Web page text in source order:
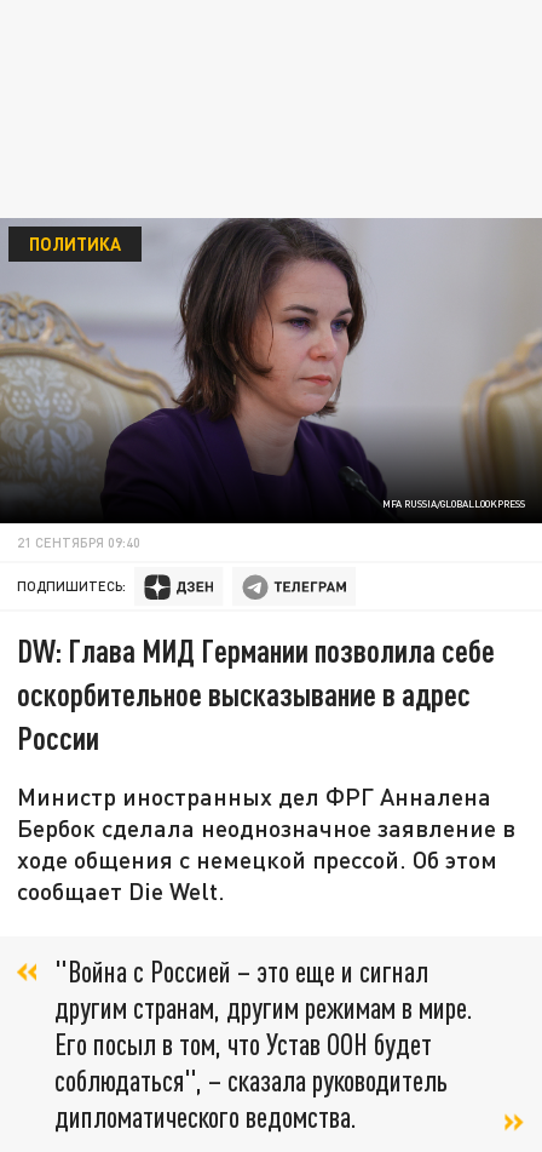
MFA RUSSIA/GLOBALLOOKPRESS
ПОЛИТИКА
21 СЕНТЯБРЯ 09:40
ПОДПИШИТЕСЬ:
DW: Глава МИД Германии позволила себе
оскорбительное высказывание в адрес
России
Министр иностранных дел ФРГ Анналена
Бербок сделала неоднозначное заявление в
ходе общения с немецкой прессой. Об этом
сообщает Die Welt.
"Война с Россией – это еще и сигнал
другим странам, другим режимам в мире.
Его посыл в том, что Устав ООН будет
соблюдаться", – сказала руководитель
дипломатического ведомства.